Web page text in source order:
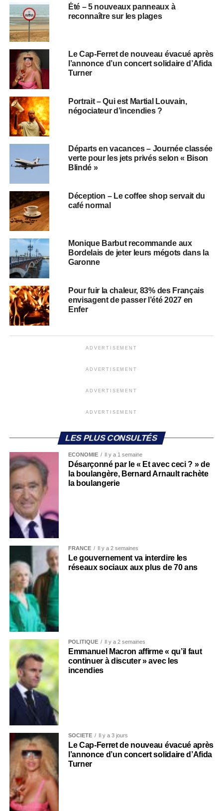
Été – 5 nouveaux panneaux à
reconnaître sur les plages
Le Cap-Ferret de nouveau évacué après
l’annonce d’un concert solidaire d’Afida
Turner
Portrait – Qui est Martial Louvain,
négociateur d’incendies ?
Départs en vacances – Journée classée
verte pour les jets privés selon « Bison
Blindé »
Déception – Le coffee shop servait du
café normal
Monique Barbut recommande aux
Bordelais de jeter leurs mégots dans la
Garonne
Pour fuir la chaleur, 83% des Français
envisagent de passer l’été 2027 en
Enfer
ADVERTISEMENT
ADVERTISEMENT
ADVERTISEMENT
ADVERTISEMENT
LES PLUS CONSULTÉS
ECONOMIE Il y a 1 semaine
Désarçonné par le « Et avec ceci ? » de
la boulangère, Bernard Arnault rachète
la boulangerie
FRANCE Il y a 2 semaines
Le gouvernement va interdire les
réseaux sociaux aux plus de 70 ans
POLITIQUE Il y a 2 semaines
Emmanuel Macron affirme « qu’il faut
continuer à discuter » avec les
incendies
SOCIÉTÉ Il y a 3 jours
Le Cap-Ferret de nouveau évacué après
l’annonce d’un concert solidaire d’Afida
Turner